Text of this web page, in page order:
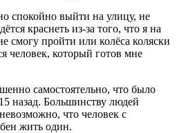
спокойно выйти на улицу, не
краснеть из-за того, что я на
смогу пройти или колёса коляски
человек, который готов мне
самостоятельно, что было
назад. Большинству людей
что человек с
жить один.